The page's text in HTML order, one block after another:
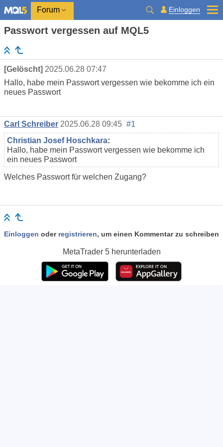
Forum Einloggen
Passwort vergessen auf MQL5
[Gelöscht] 2025.06.28 07:47
Hallo, habe mein Passwort vergessen wie bekomme ich ein
neues Passwort
Carl Schreiber 2025.06.28 09:45 #1
Christian Josef Hoschkara:
Hallo, habe mein Passwort vergessen wie bekomme ich
ein neues Passwort
Welches Passwort für welchen Zugang?
Einloggen oder registrieren, um einen Kommentar zu schreiben
MetaTrader 5herunterladen